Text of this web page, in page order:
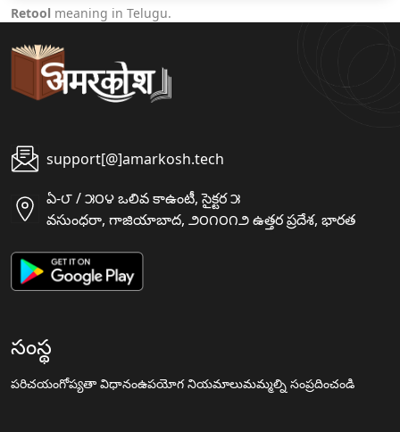
Retool meaning in Telugu.
support[@]amarkosh.tech
ఏ-౮ / ౫౦౪ ఒలివ కాఉంటీ, సైక్టర ౫
వసుంధరా, గాజియాబాద, ౨౦౧౦౧౨ ఉత్తర ప్రదేశ, భారత
సంస్థ
పరిచయంగోప్యతా విధానంఉపయోగ నియమాలుమమ్మల్ని సంప్రదించండి